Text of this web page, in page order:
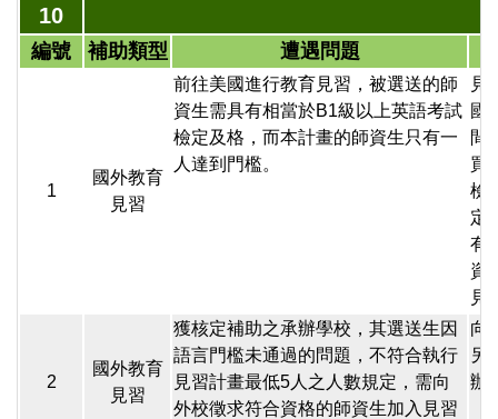
10
編號 補助類型 遭遇問題
1
國外教育
見習
前往美國進行教育見習，被選送的師
資生需具有相當於B1級以上英語考試
檢定及格，而本計畫的師資生只有一
人達到門檻。
見
國
間
買
檢
定
有
資
見
2
國外教育
見習
獲核定補助之承辦學校，其選送生因
語言門檻未通過的問題，不符合執行
見習計畫最低5人之人數規定，需向
外校徵求符合資格的師資生加入見習
向
另
辦